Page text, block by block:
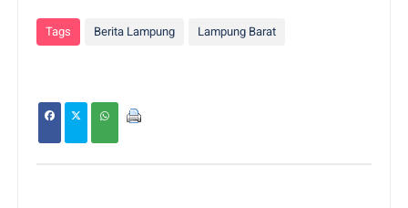
Tags Berita Lampung Lampung Barat